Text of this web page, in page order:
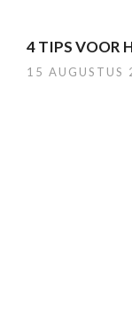
4 TIPS VOOR
15 AUGUSTUS